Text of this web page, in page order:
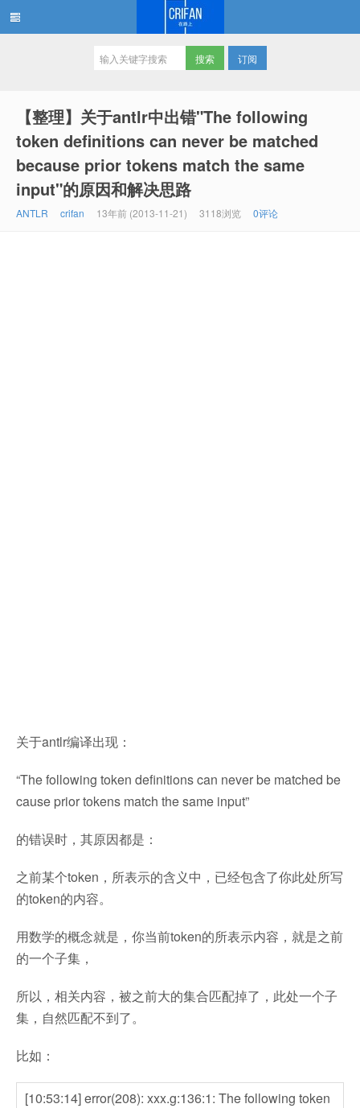
订阅
【整理】关于antlr中出错"The following
token definitions can never be matched
because prior tokens match the same
input"的原因和解决思路
ANTLR crifan 13年前 (2013-11-21) 3118浏览 0评论
关于antlr编译出现：
“The following token definitions can never be matched be
cause prior tokens match the same input”
的错误时，其原因都是：
之前某个token，所表示的含义中，已经包含了你此处所写
的token的内容。
用数学的概念就是，你当前token的所表示内容，就是之前
的一个子集，
所以，相关内容，被之前大的集合匹配掉了，此处一个子
集，自然匹配不到了。
比如：
[10:53:14] error(208): xxx.g:136:1: The following token